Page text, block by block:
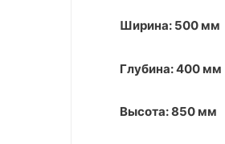
Ширина: 500 мм
Глубина: 400 мм
Высота: 850 мм